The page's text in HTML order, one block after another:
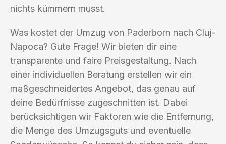
nichts kümmern musst.
Was kostet der Umzug von Paderborn nach Cluj-
Napoca? Gute Frage! Wir bieten dir eine
transparente und faire Preisgestaltung. Nach
einer individuellen Beratung erstellen wir ein
maßgeschneidertes Angebot, das genau auf
deine Bedürfnisse zugeschnitten ist. Dabei
berücksichtigen wir Faktoren wie die Entfernung,
die Menge des Umzugsguts und eventuelle